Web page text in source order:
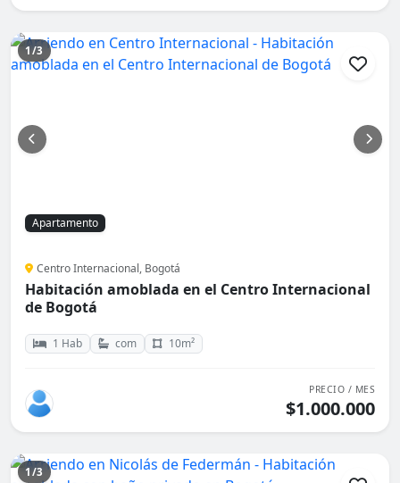
1/3
Apartamento
Centro Internacional, Bogotá
Habitación amoblada en el Centro Internacional
de Bogotá
1 Hab com 10m²
PRECIO / MES
$1.000.000
1/3